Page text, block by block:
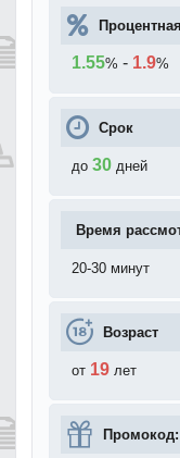
1.55% - 1.9%
Срок
до 30 дней
Время
20-30 минут
Возраст
от 19 лет
Промокод: